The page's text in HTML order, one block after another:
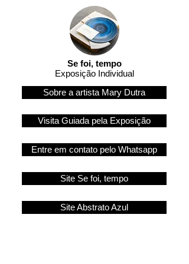
Se foi, tempo
Exposição Individual
Entre em contato pelo Whatsapp
Site Abstrato Azul
Visita Guiada pela Exposição
Sobre a artista Mary Dutra
Site Se foi, tempo